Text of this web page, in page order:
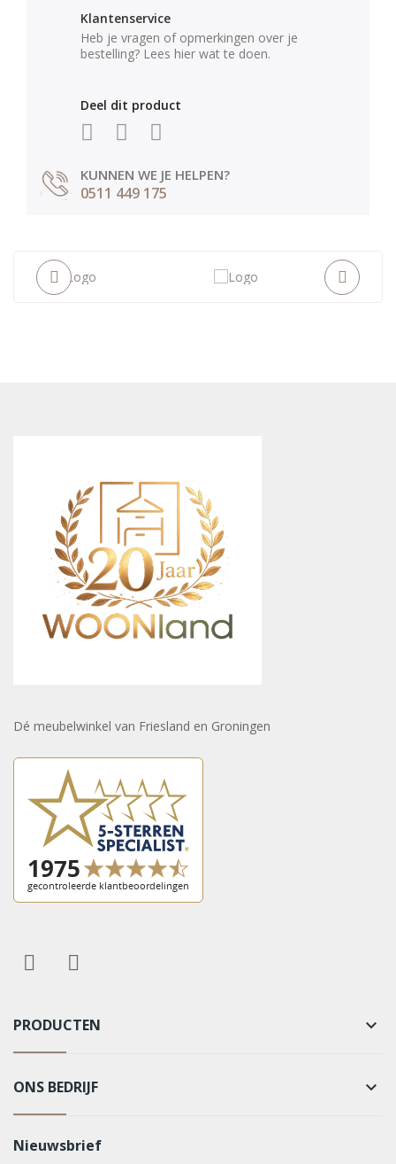
Klantenservice
Heb je vragen of opmerkingen over je
bestelling? Lees hier wat te doen.
Deel dit product
KUNNEN WE JE HELPEN?
0511 449 175
Dé meubelwinkel van Friesland en Groningen
PRODUCTEN keyboard_arrow_down
ONS BEDRIJF keyboard_arrow_down
Nieuwsbrief